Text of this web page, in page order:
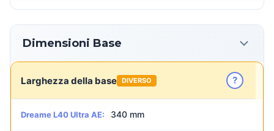
Dimensioni Base
Larghezza della base DIVERSO ?
Dreame L40 Ultra AE: 340 mm